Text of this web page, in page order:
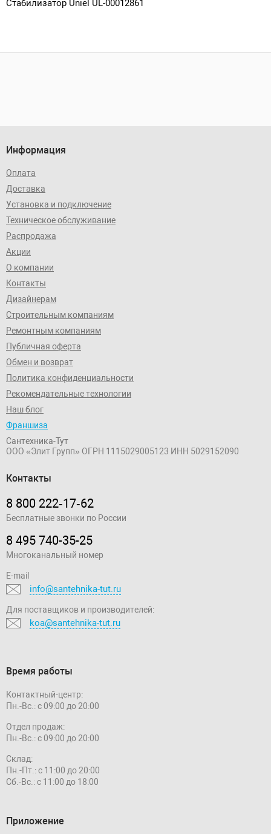
Стабилизатор Uniel UL-00012861
Информация
Оплата
Доставка
Установка и подключение
Техническое обслуживание
Распродажа
Акции
О компании
Контакты
Дизайнерам
Строительным компаниям
Ремонтным компаниям
Публичная оферта
Обмен и возврат
Политика конфиденциальности
Рекомендательные технологии
Наш блог
Франшиза
Сантехника-Тут
ООО «Элит Групп» ОГРН 1115029005123 ИНН 5029152090
Контакты
8 800 222‑17‑62
Бесплатные звонки по России
8 495 740-35-25
Многоканальный номер
E-mail
info@santehnika-tut.ru
Для поставщиков и производителей:
koa@santehnika-tut.ru
Время работы
Контактный-центр:
Пн.-Вс.: с 09:00 до 20:00
Отдел продаж:
Пн.-Вс.: с 09:00 до 20:00
Склад:
Пн.-Пт.: с 11:00 до 20:00
Сб.-Вс.: с 11:00 до 18:00
Приложение